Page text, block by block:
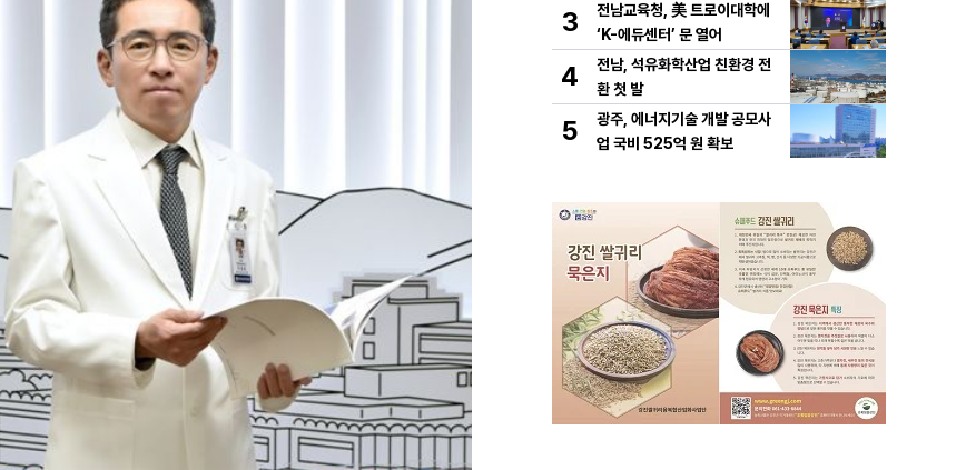
3
전남교육청, 美 트로이대학에
‘K-에듀센터’ 문 열어
4
전남, 석유화학산업 친환경 전
환 첫 발
5
광주, 에너지기술 개발 공모사
업 국비 525억 원 확보